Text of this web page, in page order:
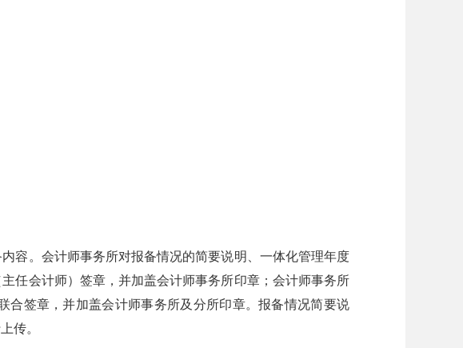
。会计师事务所对报备情况的简要说明、一体化管理年度
任会计师）签章，并加盖会计师事务所印章；会计师事务所
合签章，并加盖会计师事务所及分所印章。报备情况简要说
传。